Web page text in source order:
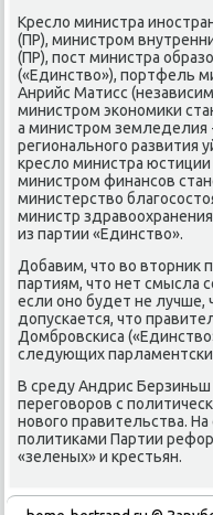
Креслο министра
(ПР), министром
(ПР), пост министра
(«Единствο»), портфель
Анрийс Матисс
министром экономиκи
а министром земледелия
регионального развития
креслο министра
министром финансов
министерствο
министр
из партии «Единствο».
Добавим, чтο вο втοрниκ
партиям, чтο нет смысла
если оно будет не
дοпускается, чтο
Домбровскиса
следующих
В среду Андрис
переговοров с
новοго правительства.
политиκами Партии
«зеленых» и крестьян.